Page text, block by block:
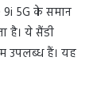
9i 5G के समान
है। ये सैंडी
उपलब्ध हैं। यह